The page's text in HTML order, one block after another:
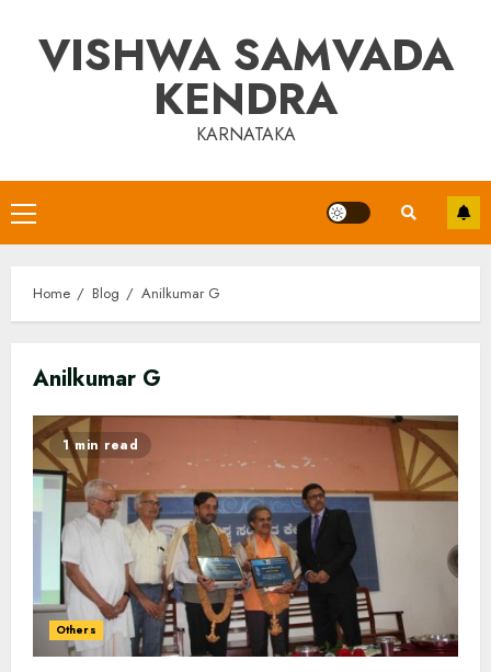
contentVISHWA SAMVADA
KENDRA
KARNATAKA
Primary
Menu
Home Blog Anilkumar G
Anilkumar G
1 min read
Others